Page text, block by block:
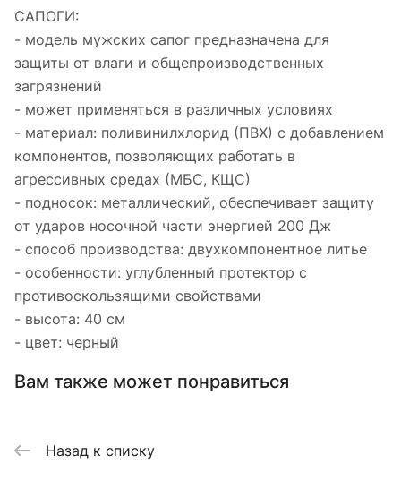
САПОГИ:
- модель мужских сапог предназначена для
защиты от влаги и общепроизводственных
загрязнений
- может применяться в различных условиях
- материал: поливинилхлорид (ПВХ) с добавлением
компонентов, позволяющих работать в
агрессивных средах (МБС, КЩС)
- подносок: металлический, обеспечивает защиту
от ударов носочной части энергией 200 Дж
- способ производства: двухкомпонентное литье
- особенности: углубленный протектор с
противоскользящими свойствами
- высота: 40 см
- цвет: черный
Вам также может понравиться
Назад к списку